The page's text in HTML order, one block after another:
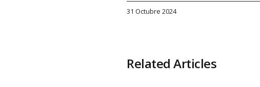
31 Octubre 2024
Related Articles